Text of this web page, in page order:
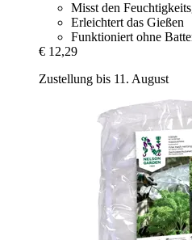
Misst den
Erleichtert das Gießen
Funktioniert ohne
€ 12,29
Zustellung bis 11. August